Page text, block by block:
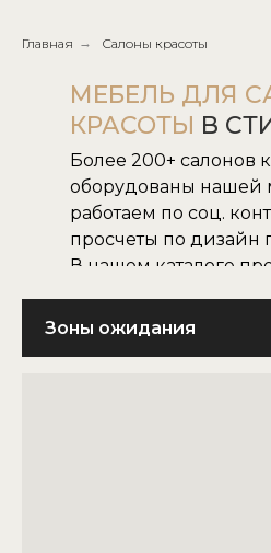
Главная → Салоны красоты
МЕБЕЛЬ ДЛЯ
КРАСОТЫ В
Более 200+ салонов
оборудованы нашей
работаем по соц.
просчеты по дизайн
В нашем каталоге